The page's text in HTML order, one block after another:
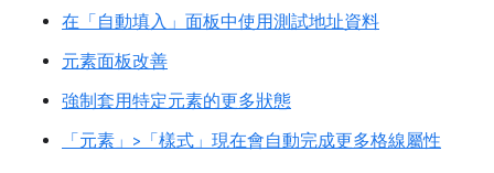
在「自動填入」面板中使用測試地址資料
元素面板改善
強制套用特定元素的更多狀態
「元素」>「樣式」現在會自動完成更多格線屬性